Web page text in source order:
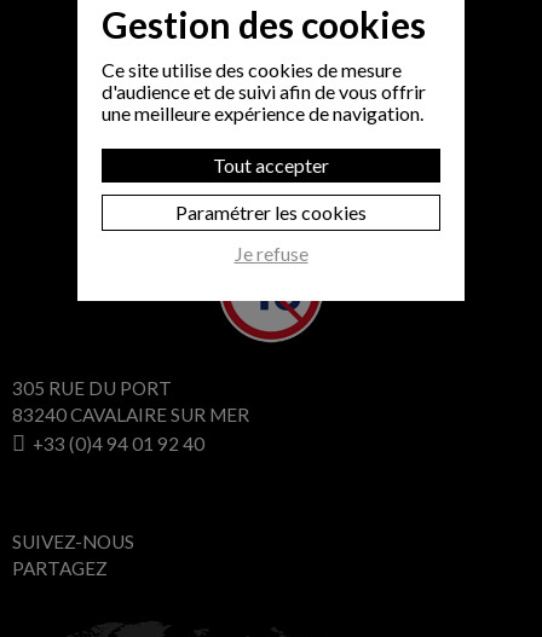
305 RUE DU PORT
83240 CAVALAIRE SUR MER
+33 (0)4 94 01 92 40
SUIVEZ-NOUS
PARTAGEZ
Gestion des cookies
Ce site utilise des cookies de mesure
d'audience et de suivi afin de vous offrir
une meilleure expérience de navigation.
Tout accepter
Paramétrer les cookies
Je refuse